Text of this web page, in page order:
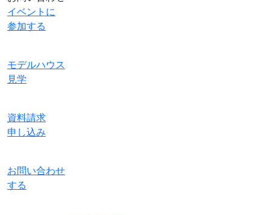
イベントに
参加する
モデルハウス
見学
資料請求
申し込み
お問い合わせ
する